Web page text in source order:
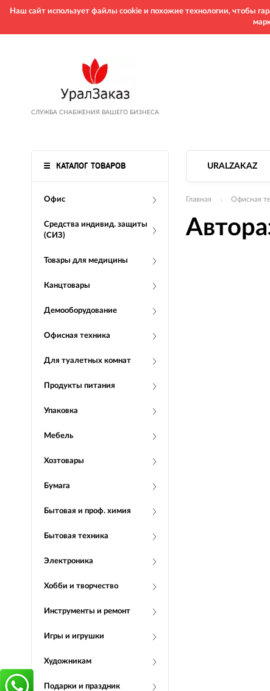
Наш сайт использует файлы cookie и похожие технологии, чтобы
СЛУЖБА СНАБЖЕНИЯ ВАШЕГО БИЗНЕСА
КАТАЛОГ ТОВАРОВ
Офис
Средства индивид. защиты
(СИЗ)
Товары для медицины
Канцтовары
Демооборудование
Офисная техника
Для туалетных комнат
Продукты питания
Упаковка
Мебель
Хозтовары
Бумага
Бытовая и проф. химия
Бытовая техника
Электроника
Хобби и творчество
Инструменты и ремонт
Игры и игрушки
Художникам
Подарки и праздник
URALZAKAZ
Главная Офисная